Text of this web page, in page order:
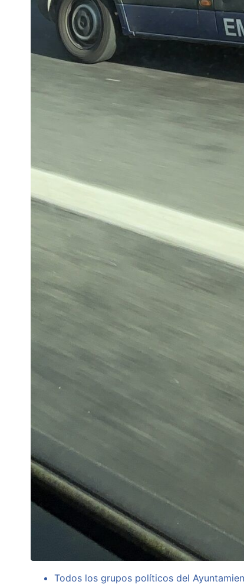
Todos los grupos políticos del